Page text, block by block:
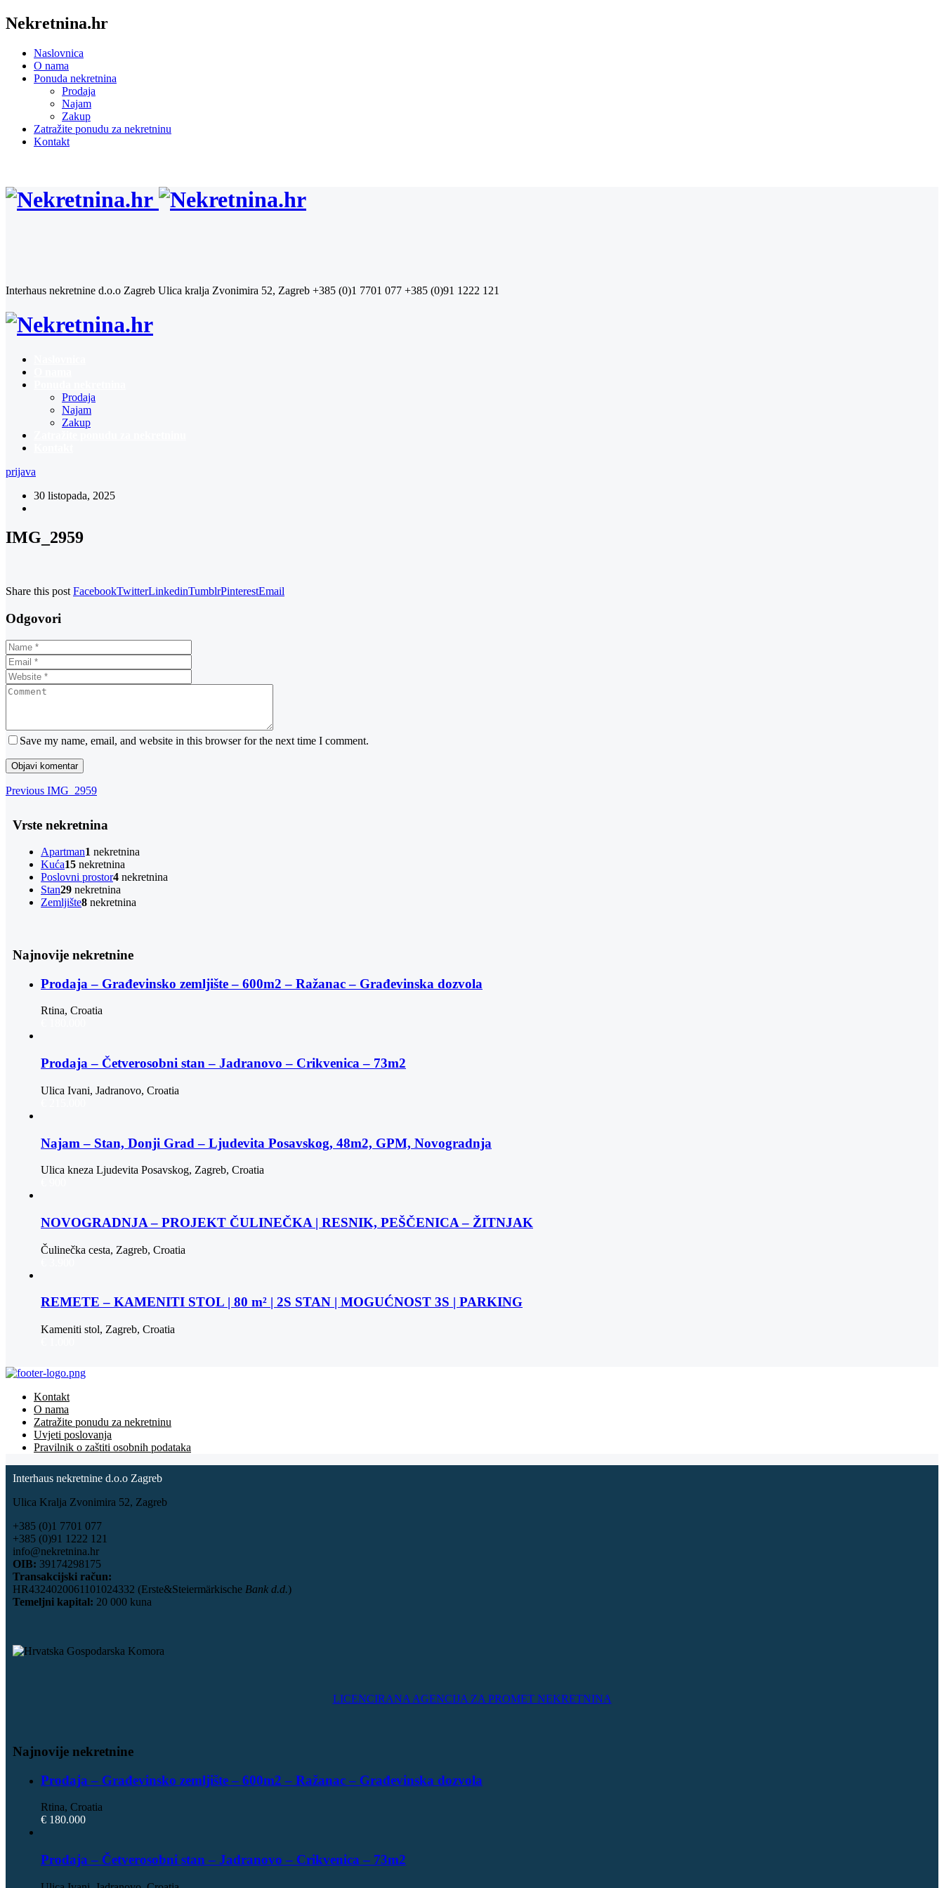
Nekretnina.hr
Naslovnica
O nama
Ponuda nekretnina
Prodaja
Najam
Zakup
Zatražite ponudu za nekretninu
Kontakt
Interhaus nekretnine d.o.o Zagreb Ulica kralja Zvonimira 52, Zagreb +385 (0)1 7701 077 +385 (0)91 1222 121
Prodaja
Najam
Zakup
prijava
30 listopada, 2025
IMG_2959
Share this post FacebookTwitterLinkedinTumblrPinterestEmail
Odgovori
Save my name, email, and website in this browser for the next time I comment.
Navigacija
Previous
Previous IMG_2959
Vrste nekretnina
Apartman1 nekretnina
Kuća15 nekretnina
Poslovni prostor4 nekretnina
Stan29 nekretnina
Zemljište8 nekretnina
Najnovije nekretnine
Prodaja – Građevinsko zemljište – 600m2 – Ražanac – Građevinska dozvola
Rtina, Croatia
Prodaja – Četverosobni stan – Jadranovo – Crikvenica – 73m2
Ulica Ivani, Jadranovo, Croatia
Najam – Stan, Donji Grad – Ljudevita Posavskog, 48m2, GPM, Novogradnja
Ulica kneza Ljudevita Posavskog, Zagreb, Croatia
NOVOGRADNJA – PROJEKT ČULINEČKA | RESNIK, PEŠČENICA – ŽITNJAK
Čulinečka cesta, Zagreb, Croatia
REMETE – KAMENITI STOL | 80 m² | 2S STAN | MOGUĆNOST 3S | PARKING
Kameniti stol, Zagreb, Croatia
Kontakt
O nama
Zatražite ponudu za nekretninu
Uvjeti poslovanja
Pravilnik o zaštiti osobnih podataka
Interhaus nekretnine d.o.o Zagreb
Ulica Kralja Zvonimira 52, Zagreb
+385 (0)1 7701 077
+385 (0)91 1222 121
info@nekretnina.hr
OIB: 39174298175
Transakcijski račun:
HR4324020061101024332 (Erste&Steiermärkische Bank d.d.)
Temeljni kapital: 20 000 kuna
LICENCIRANA AGENCIJA ZA PROMET NEKRETNINA
Najnovije nekretnine
Prodaja – Građevinsko zemljište – 600m2 – Ražanac – Građevinska dozvola
Rtina, Croatia
€ 180.000
Prodaja – Četverosobni stan – Jadranovo – Crikvenica – 73m2